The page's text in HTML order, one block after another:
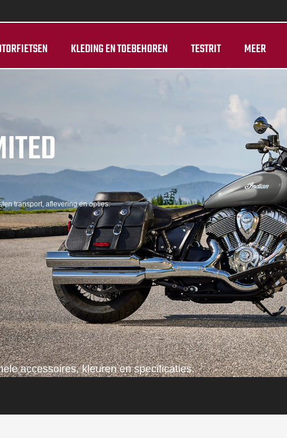
KLEDING EN TOEBEHOREN TESTRIT MEER
transport, aflevering en opties.
accessoires, kleuren en specificaties.